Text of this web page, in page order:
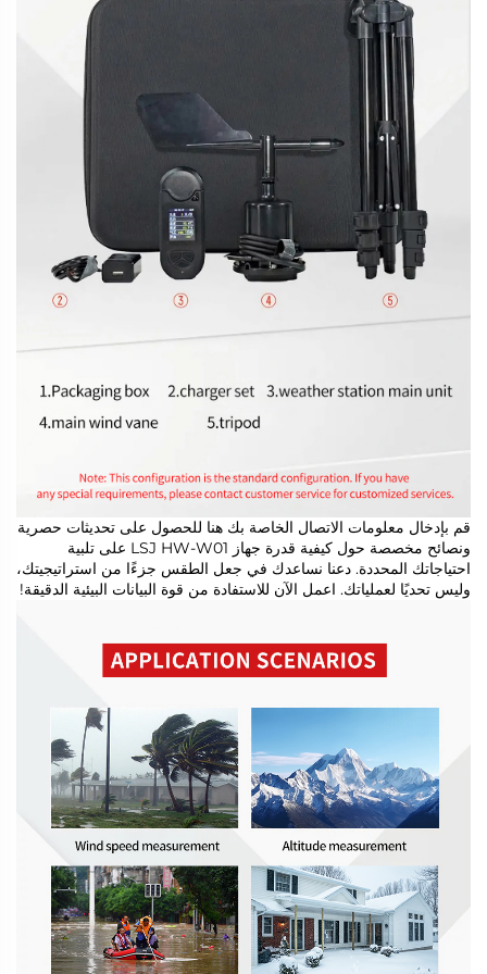
قم بإدخال معلومات الاتصال الخاصة بك هنا للحصول على تحديثات حصرية
ونصائح مخصصة حول كيفية قدرة جهاز LSJ HW-W01 على تلبية
احتياجاتك المحددة. دعنا نساعدك في جعل الطقس جزءًا من استراتيجيتك،
وليس تحديًا لعملياتك. اعمل الآن للاستفادة من قوة البيانات البيئية الدقيقة!